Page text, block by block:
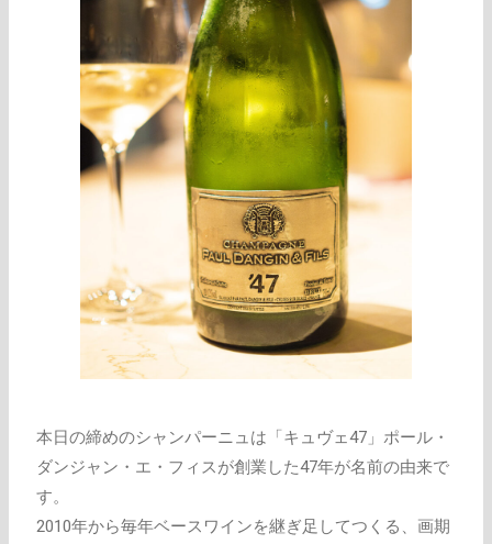
本日の締めのシャンパーニュは「キュヴェ47」ポール・
ダンジャン・エ・フィスが創業した47年が名前の由来で
す。
2010年から毎年ベースワインを継ぎ足してつくる、画期